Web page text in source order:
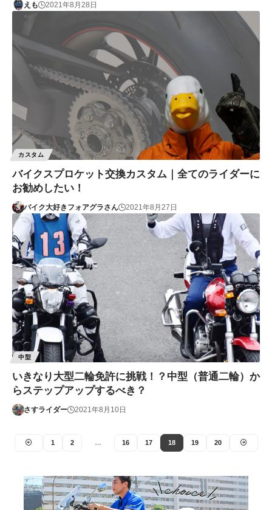
えも 2021年8月28日
カスタム
バイクスプロケット交換カスタム｜全てのライダーに
お勧めしたい！
バイク大好きフォアグラさん 2021年8月27日
中型
いきなり大型二輪免許に挑戦！？中型（普通二輪）か
らステップアップするべき？
さすライダー 2021年8月10日
1 2 … 16 17 18 19 20